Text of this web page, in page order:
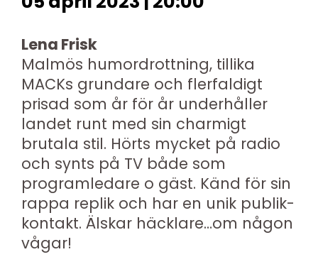
Lena Frisk
Malmös humordrottning, tillika
MACKs grundare och flerfaldigt
prisad som år för år underhåller
landet runt med sin charmigt
brutala stil. Hörts mycket på radio
och synts på TV både som
programledare o gäst. Känd för sin
rappa replik och har en unik publik-
kontakt. Älskar häcklare…om någon
vågar!